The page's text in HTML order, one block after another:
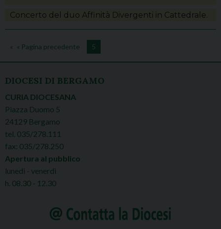
Concerto del duo Affinità Divergenti in Cattedrale.
« Pagina precedente 5
DIOCESI DI BERGAMO
CURIA DIOCESANA
Piazza Duomo 5
24129 Bergamo
tel. 035/278.111
fax: 035/278.250
Apertura al pubblico
lunedì - venerdì
h. 08.30 - 12.30